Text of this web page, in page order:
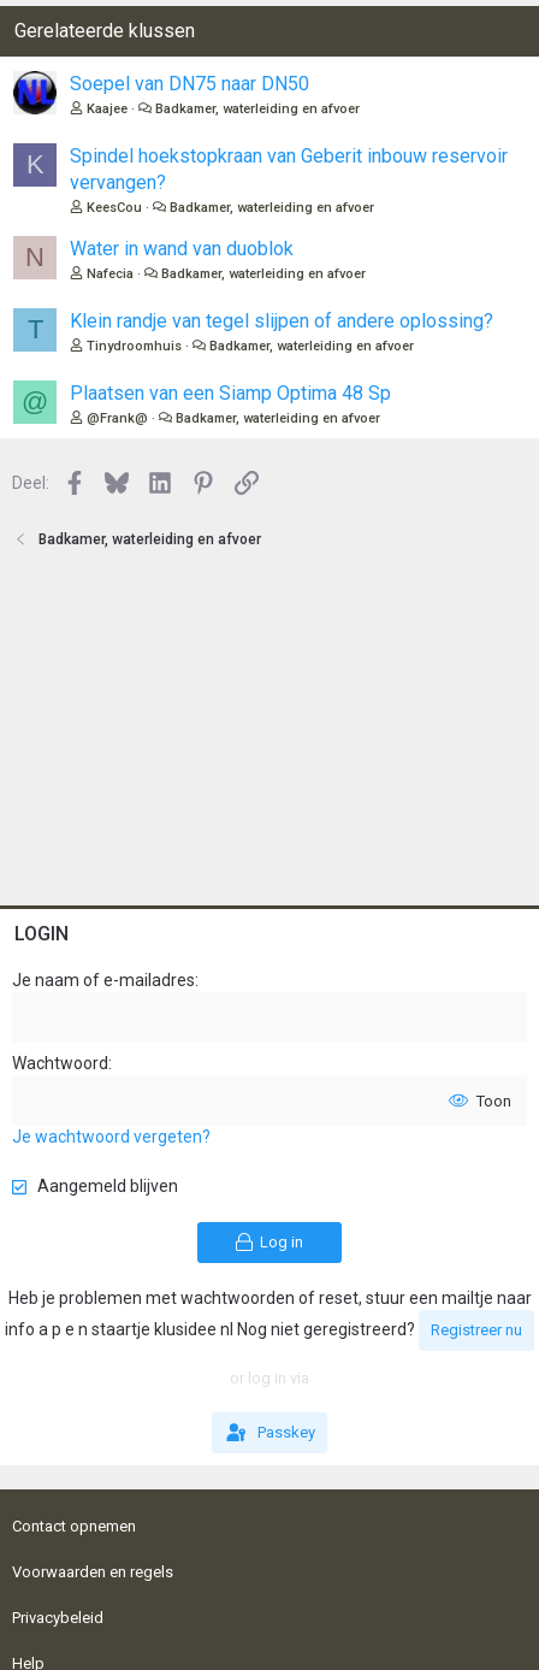
Gerelateerde klussen
Soepel van DN75 naar DN50
Kaajee Badkamer, waterleiding en afvoer
K
Spindel hoekstopkraan van Geberit inbouw reservoir
vervangen?
KeesCou Badkamer, waterleiding en afvoer
N Water in wand van duoblok
Nafecia Badkamer, waterleiding en afvoer
T Klein randje van tegel slijpen of andere oplossing?
Tinydroomhuis Badkamer, waterleiding en afvoer
@ Plaatsen van een Siamp Optima 48 Sp
@Frank@ Badkamer, waterleiding en afvoer
Deel: Facebook
BlueskyLinkedInPinterest
Link
Badkamer, waterleiding en afvoer
LOGIN
Je naam of e-mailadres
Wachtwoord
Toon
Je wachtwoord vergeten?
Aangemeld blijven
Log in
Heb je problemen met wachtwoorden of reset, stuur een mailtje naar
info a p e n staartje klusidee nl Nog niet geregistreerd?
Registreer nu
or log in via
Passkey
Contact opnemen
Voorwaarden en regels
Privacybeleid
Help